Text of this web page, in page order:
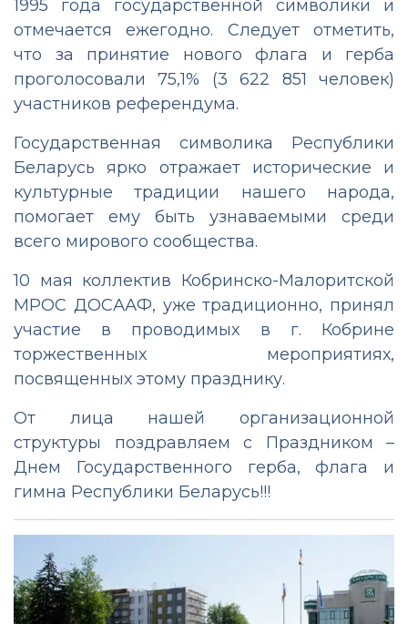
1995 года государственной символики и
отмечается ежегодно. Следует отметить,
что за принятие нового флага и герба
проголосовали 75,1% (3 622 851 человек)
участников референдума.
Государственная символика Республики
Беларусь ярко отражает исторические и
культурные традиции нашего народа,
помогает ему быть узнаваемыми среди
всего мирового сообщества.
10 мая коллектив Кобринско-Малоритской
МРОС ДОСААФ, уже традиционно, принял
участие в проводимых в г. Кобрине
торжественных мероприятиях,
посвященных этому празднику.
От лица нашей организационной
структуры поздравляем с Праздником –
Днем Государственного герба, флага и
гимна Республики Беларусь!!!